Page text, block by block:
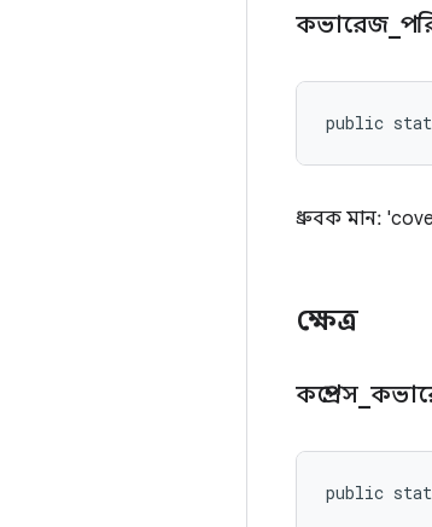
কভারেজ
public static
ধ্রুবক মান:
ক্ষেত্র
কম্প্রেস
public static